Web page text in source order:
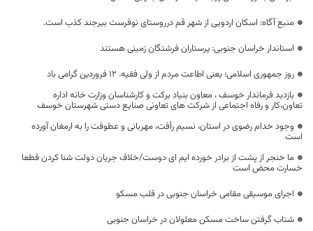
منبع آگاه: اسکان اردویی از شهر قم درروستای نوفرست بیرجند کذب است.
استاندار خراسان جنوبی: پرستاران فرشتگان زمینی هستند
روز جمهوری اسلامی؛ یعنی اطاعت مردم از ولی فقیه. ۱۲ فروردین گرامی باد
بازدید فرماندار خوسف ، معاون بنیاد برکت و کارشناسان وزارت خانه اداره
تعاون،کار و رفاه اجتماعی از شرکت های تعاونی صنایع دستی شهرستان خوسف
وجود خدام رضوی در استان، نسیم رأفت، مهربانی و عطوفت را به ارمغان آورده
است
ما خنجر از پشت از برادر خورده ایم ای دوست/خلاف جریان دولت شنا کردن قطعا
خسارت محض است
اجرای موسیقی مقامی خراسان جنوبی در قلب مسکو
شتاب گرفتن ساخت مسکن معلولان در خراسان جنوبی